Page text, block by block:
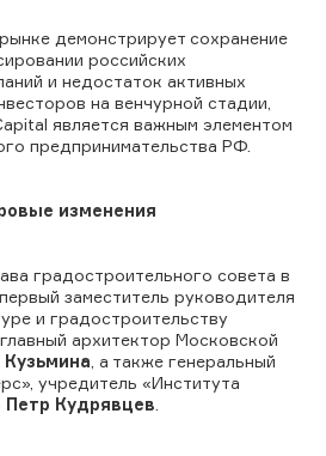
демонстрирует сохранение
российских
и недостаток активных
на венчурной стадии,
является важным элементом
предпринимательства РФ.
изменения
градостроительного совета в
заместитель руководителя
и градостроительству
архитектор Московской
, а также генеральный
учредитель «Института
Петр Кудрявцев